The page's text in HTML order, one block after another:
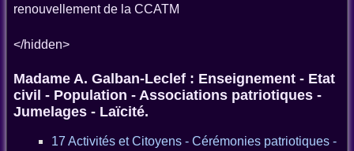
renouvellement de la CCATM
</hidden>
Madame A. Galban-Leclef : Enseignement - Etat
civil - Population - Associations patriotiques -
Jumelages - Laïcité.
17 Activités et Citoyens - Cérémonies patriotiques -